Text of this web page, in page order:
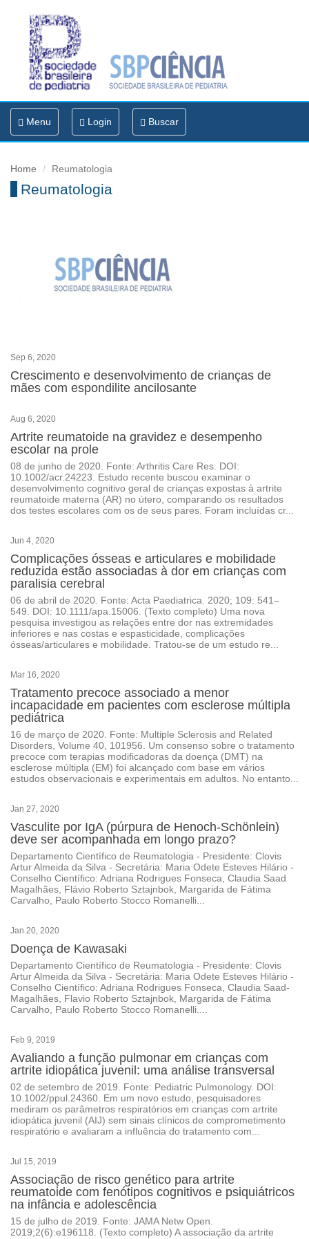
Toggle
navigation
Menu Login Buscar
Home Reumatologia
Reumatologia
Sep 6, 2020
Crescimento e desenvolvimento de crianças de
mães com espondilite ancilosante
Aug 6, 2020
Artrite reumatoide na gravidez e desempenho
escolar na prole
08 de junho de 2020. Fonte: Arthritis Care Res. DOI:
10.1002/acr.24223. Estudo recente buscou examinar o
desenvolvimento cognitivo geral de crianças expostas à artrite
reumatoide materna (AR) no útero, comparando os resultados
dos testes escolares com os de seus pares. Foram incluídas cr...
Jun 4, 2020
Complicações ósseas e articulares e mobilidade
reduzida estão associadas à dor em crianças com
paralisia cerebral
06 de abril de 2020. Fonte: Acta Paediatrica. 2020; 109: 541–
549. DOI: 10.1111/apa.15006. (Texto completo) Uma nova
pesquisa investigou as relações entre dor nas extremidades
inferiores e nas costas e espasticidade, complicações
ósseas/articulares e mobilidade. Tratou-se de um estudo re...
Mar 16, 2020
Tratamento precoce associado a menor
incapacidade em pacientes com esclerose múltipla
pediátrica
16 de março de 2020. Fonte: Multiple Sclerosis and Related
Disorders, Volume 40, 101956. Um consenso sobre o tratamento
precoce com terapias modificadoras da doença (DMT) na
esclerose múltipla (EM) foi alcançado com base em vários
estudos observacionais e experimentais em adultos. No entanto...
Jan 27, 2020
Vasculite por IgA (púrpura de Henoch-Schönlein)
deve ser acompanhada em longo prazo?
Departamento Científico de Reumatologia - Presidente: Clovis
Artur Almeida da Silva - Secretária: Maria Odete Esteves Hilário -
Conselho Científico: Adriana Rodrigues Fonseca, Claudia Saad
Magalhães, Flávio Roberto Sztajnbok, Margarida de Fátima
Carvalho, Paulo Roberto Stocco Romanelli...
Jan 20, 2020
Doença de Kawasaki
Departamento Científico de Reumatologia - Presidente: Clovis
Artur Almeida da Silva - Secretária: Maria Odete Esteves Hilário -
Conselho Científico: Adriana Rodrigues Fonseca, Claudia Saad-
Magalhães, Flavio Roberto Sztajnbok, Margarida de Fátima
Carvalho, Paulo Roberto Stocco Romanelli....
Feb 9, 2019
Avaliando a função pulmonar em crianças com
artrite idiopática juvenil: uma análise transversal
02 de setembro de 2019. Fonte: Pediatric Pulmonology. DOI:
10.1002/ppul.24360. Em um novo estudo, pesquisadores
mediram os parâmetros respiratórios em crianças com artrite
idiopática juvenil (AIJ) sem sinais clínicos de comprometimento
respiratório e avaliaram a influência do tratamento com...
Jul 15, 2019
Associação de risco genético para artrite
reumatoide com fenótipos cognitivos e psiquiátricos
na infância e adolescência
15 de julho de 2019. Fonte: JAMA Netw Open.
2019;2(6):e196118. (Texto completo) A associação da artrite